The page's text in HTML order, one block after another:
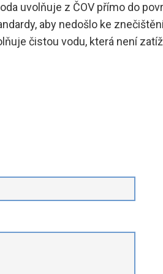
uvolňuje z ČOV přímo do
aby nedošlo ke
čistou vodu, která není